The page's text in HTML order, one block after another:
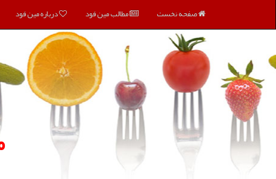
صفحه نخست مطالب مین فود درباره مین فود